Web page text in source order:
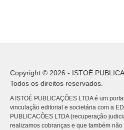
Copyright © 2026 - ISTOÉ
Todos os direitos reservados.
A ISTOÉ PUBLICAÇÕES LTDA é um
vinculação editorial e societária com a
PUBLICACÕES LTDA (recuperação
realizamos cobranças e que também